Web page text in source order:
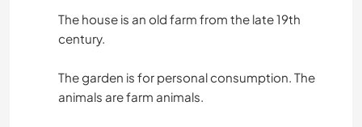
The house is an old farm from the late 19th
century.
The garden is for personal consumption. The
animals are farm animals.